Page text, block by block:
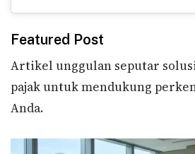
Featured Post
Artikel unggulan seputar
pajak untuk mendukung
Anda.